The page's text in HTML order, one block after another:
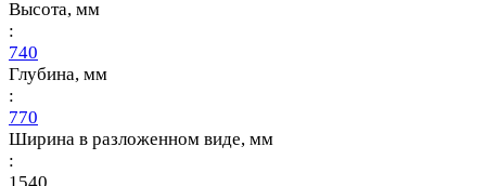
Высота, мм
:
740
Глубина, мм
:
770
Ширина в разложенном виде, мм
: